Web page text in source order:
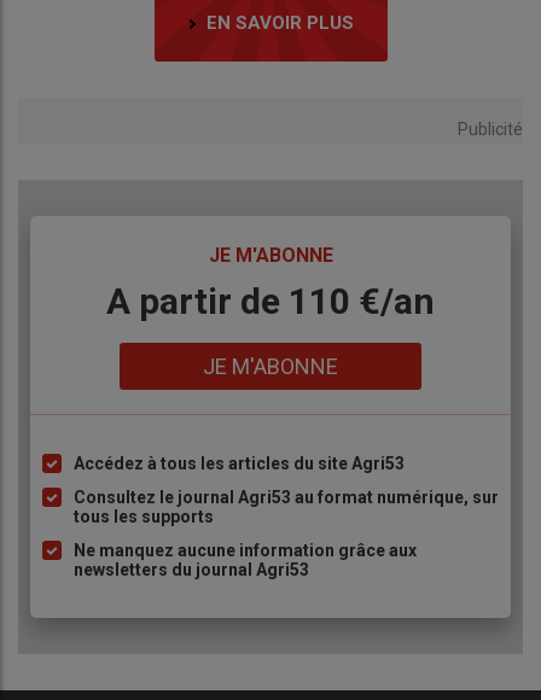
EN SAVOIR PLUS
Publicité
JE M'ABONNE
BodyA partir de 110 €/an
JE M'ABONNE
Liste
à
puce
Accédez à tous les articles du site Agri53
Consultez le journal Agri53 au format numérique, sur
tous les supports
Ne manquez aucune information grâce aux
newsletters du journal Agri53